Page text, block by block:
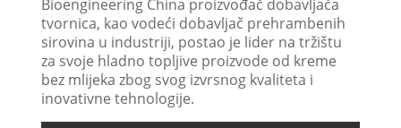
Bioengineering China proizvođač dobavljača
tvornica, kao vodeći dobavljač prehrambenih
sirovina u industriji, postao je lider na tržištu
za svoje hladno topljive proizvode od kreme
bez mlijeka zbog svog izvrsnog kvaliteta i
inovativne tehnologije.